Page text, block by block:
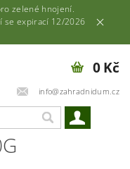
zelené hnojení.
se expirací 12/2026
info@zahradnidum.cz
0 Kč